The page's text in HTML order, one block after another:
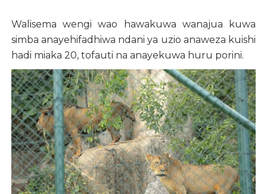
Walisema wengi wao hawakuwa wanajua kuwa
simba anayehifadhiwa ndani ya uzio anaweza kuishi
hadi miaka 20, tofauti na anayekuwa huru porini.